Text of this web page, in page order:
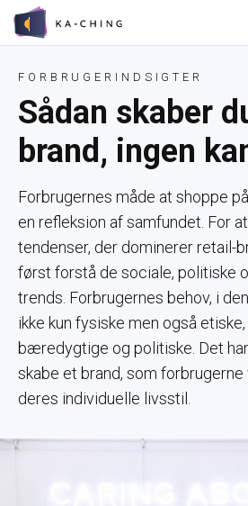
Gå til indhold
FORBRUGERINDSIGTER
Sådan skaber
brand, ingen
Forbrugernes måde at shoppe
en refleksion af samfundet. For
tendenser, der dominerer retail-
først forstå de sociale, politiske
trends. Forbrugernes behov, i
ikke kun fysiske men også
bæredygtige og politiske. Det
skabe et brand, som
deres individuelle livsstil.